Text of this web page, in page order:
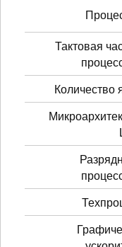
Тактовая
Количество